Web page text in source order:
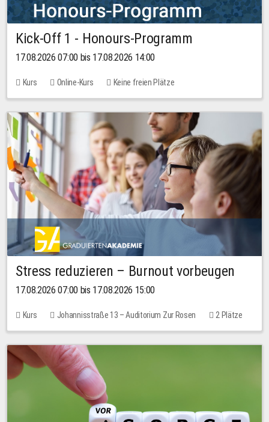
Kick-Off 1 - Honours-Programm
17.08.2026 07:00 bis 17.08.2026 14:00
Kurs Online-Kurs Keine freien Plätze
Stress reduzieren – Burnout vorbeugen
17.08.2026 07:00 bis 17.08.2026 15:00
Kurs Johannisstraße 13 – Auditorium Zur Rosen
2 Plätze
10,00 EUR